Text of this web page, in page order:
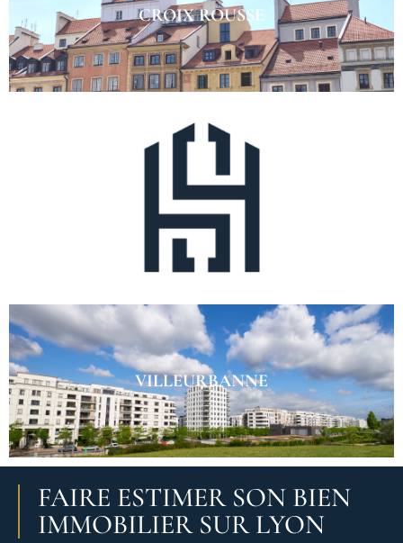
CROIX ROUSSE
VILLEURBANNE
FAIRE ESTIMER SON BIEN
IMMOBILIER SUR LYON